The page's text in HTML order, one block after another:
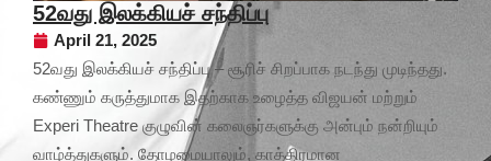
52வது இலக்கியச் சந்திப்பு
April 21, 2025
52வது இலக்கியச் சந்திப்பு – சூரிச் சிறப்பாக நடந்து முடிந்தது.
கண்ணும் கருத்துமாக இதற்காக உழைத்த விஜயன் மற்றும்
Experi Theatre குழுவின் கலைஞர்களுக்கு அன்பும் நன்றியும்
வாழ்த்துகளும். தோழமையாலும், காத்திரமான